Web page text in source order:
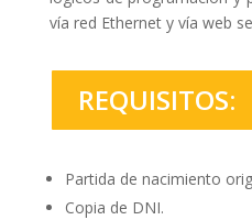
vía red Ethernet y vía web
REQUISITOS:
Partida de nacimiento
Copia de DNI.